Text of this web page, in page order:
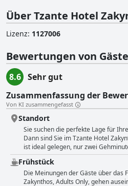
Über Tzante Hotel
Lizenz: 1127006
Bewertungen von
8.6
Sehr gut
Zusammenfassung der
Von KI zusammengefasst
Standort
Sie suchen die perfekte Lage für
Dann sind Sie im Tzante Hotel
ist ideal gelegen, nur zwei
umgeben von einer Vielzahl von
Außerdem sind die öffentlichen
denn es gibt regelmäßige und
Stadtzentrum für nur 1,60 EUR.
Frühstück
Die Meinungen der Gäste über das
Zakynthos, Adults Only, gehen